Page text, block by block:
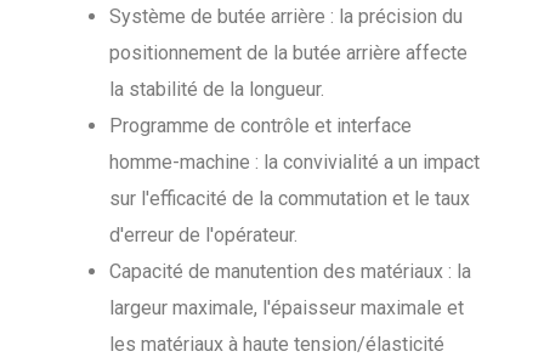
Système de butée arrière : la précision du
positionnement de la butée arrière affecte
la stabilité de la longueur.
Programme de contrôle et interface
homme-machine : la convivialité a un impact
sur l'efficacité de la commutation et le taux
d'erreur de l'opérateur.
Capacité de manutention des matériaux : la
largeur maximale, l'épaisseur maximale et
les matériaux à haute tension/élasticité